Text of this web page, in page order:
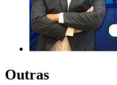
Outras